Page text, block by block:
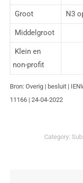
Groot N3
Middelgroot
Klein en
non-profit
Bron: Overig | besluit |
11166 | 24-04-2022
Category: